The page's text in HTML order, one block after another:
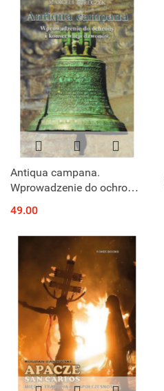
Antiqua campana.
Wprowadzenie do ochrony
49.00